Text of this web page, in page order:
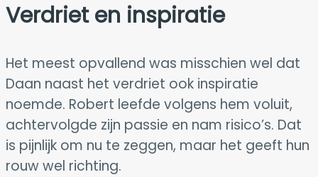
Verdriet en inspiratie
Het meest opvallend was misschien wel dat
Daan naast het verdriet ook inspiratie
noemde. Robert leefde volgens hem voluit,
achtervolgde zijn passie en nam risico’s. Dat
is pijnlijk om nu te zeggen, maar het geeft hun
rouw wel richting.